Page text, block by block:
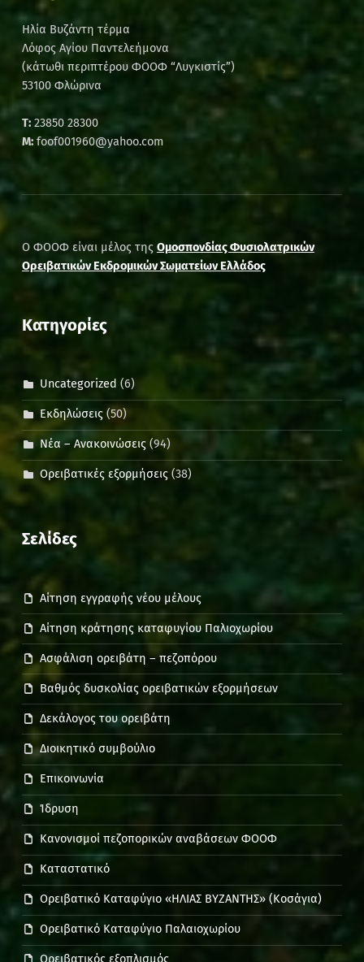
Ηλία Βυζάντη τέρμα
Λόφος Αγίου Παντελεήμονα
(κάτωθι περιπτέρου ΦΟΟΦ “Λυγκιστίς”)
53100 Φλώρινα
Τ:23850 28300
M:foof001960@yahoo.com
Ο ΦΟΟΦ είναι μέλος της Ομοσπονδίας Φυσιολατρικών
Ορειβατικών Εκδρομικών Σωματείων Ελλάδος
Kατηγορίες
Uncategorized (6)
Εκδηλώσεις(50)
Νέα – Ανακοινώσεις(94)
Ορειβατικές εξορμήσεις(38)
Σελίδες
Αίτηση εγγραφής νέου μέλους
Αίτηση κράτησης καταφυγίου Παλιοχωρίου
Ασφάλιση ορειβάτη – πεζοπόρου
Βαθμός δυσκολίας ορειβατικών εξορμήσεων
Δεκάλογος του ορειβάτη
Διοικητικό συμβούλιο
Επικοινωνία
Ίδρυση
Κανονισμοί πεζοπορικών αναβάσεων ΦΟΟΦ
Καταστατικό
Ορειβατικό Καταφύγιο «ΗΛΙΑΣ ΒΥΖΑΝΤΗΣ» (Κοσάγια)
Ορειβατικό Καταφύγιο Παλαιοχωρίου